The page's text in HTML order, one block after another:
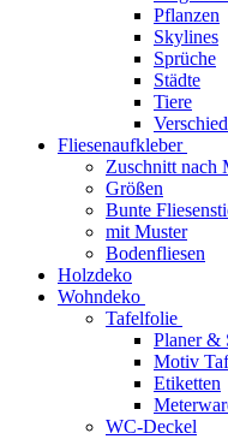
Pflanzen
Skylines
Sprüche
Städte
Tiere
Fliesenaufkleber
Zuschnitt nach
Größen
Bunte
mit Muster
Bodenfliesen
Holzdeko
Wohndeko
Tafelfolie
Planer &
Motiv
Etiketten
WC-Deckel